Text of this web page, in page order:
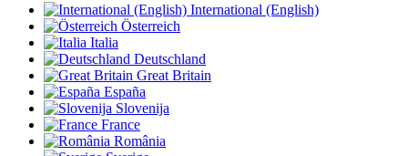
International (English)
Österreich
Italia
Deutschland
Great Britain
España
Slovenija
France
România